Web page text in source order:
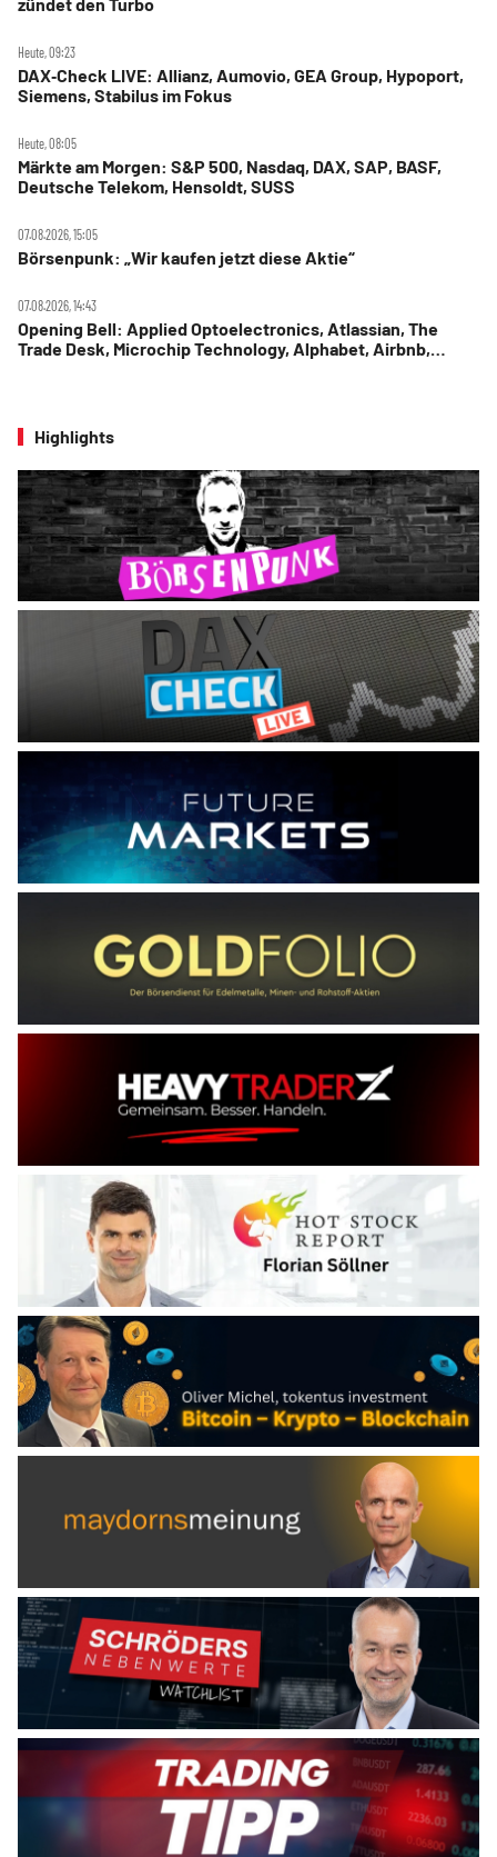
Heute, 09:23
DAX‑Check LIVE: Allianz, Aumovio, GEA Group, Hypoport,
Siemens, Stabilus im Fokus
Heute, 08:05
Märkte am Morgen: S&P 500, Nasdaq, DAX, SAP, BASF,
Deutsche Telekom, Hensoldt, SUSS
07.08.2026, 15:05
Börsenpunk: „Wir kaufen jetzt diese Aktie“
07.08.2026, 14:43
Opening Bell: Applied Optoelectronics, Atlassian, The
Trade Desk, Microchip Technology, Alphabet, Airbnb,
Highlights